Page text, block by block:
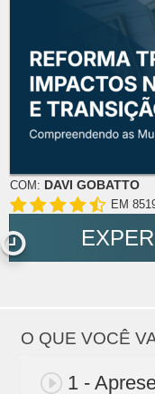
COM: DAVI GOBATTO
EM
O QUE VOCÊ
1 -